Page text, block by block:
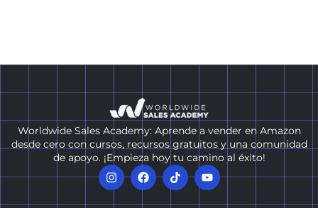
Worldwide Sales Academy: Aprende a vender en Amazon
desde cero con cursos, recursos gratuitos y una comunidad
de apoyo. ¡Empieza hoy tu camino al éxito!